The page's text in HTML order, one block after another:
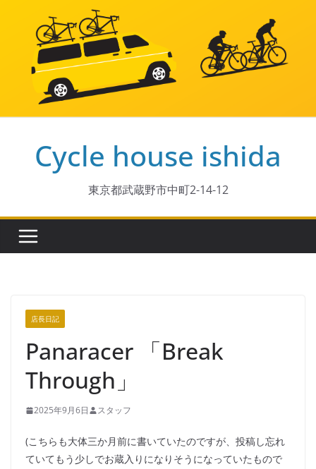
Cycle house ishida
東京都武蔵野市中町2-14-12
店長日記
Panaracer 「Break
Through」
2025年9月6日 スタッフ
(こちらも大体三か月前に書いていたのですが、投稿し忘れ
ていてもう少しでお蔵入りになりそうになっていたもので